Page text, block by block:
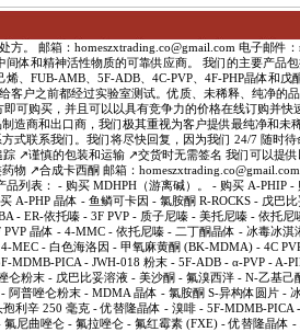
方。 邮箱：homeszxtrading.co@gmail.com 电子邮件：
体和精神活性物质的可靠供应商。 我们的主要产品包
、FUB-AMB、5F-ADB、4C-PVP、4F-PHP晶体和
客户之前都经过实验室测试。优质、未稀释、纯净的
可购买，并且可以以具有竞争力的价格在线订购并快
造商和出口商，我们极其重视为客户提供最纯净和未
式联系我们。我们将尽快回复，因为我们 24/7 随时
↗️谨慎的包装和运输 ↗️交货时无需签名 我们可以提
↗️合成卡西酮 邮箱：homeszxtrading.co@gmail.com
品列表： - 购买 MDHPH（游离碱）。 - 购买 A-PHIP
A-PHP 晶体 - 鱼鳞可卡因 - 氯胺酮 R-ROCKS - 戊巴
- ER-依托嗪 - 3F PVP - 质子尼嗪 - 美托尼嗪 - 依托
晶体 - 4-MMC - 依托尼嗪 - 二丁酮晶体 - 冰毒冰
MEC - 白色海洛因 - 甲氧麻黄酮 (BK-MDMA) - 4C
MDMB-PICA - JWH-018 粉末 - 5F-ADB - α-PVP - A-
仑粉末 - 戊巴比妥溶液 - 美沙酮 - 氟溴西泮 - N-乙基
普唑仑粉末 - MDMA 晶体 - 氯胺酮 S-异构体圆片 -
利辛 250 毫克 - 优替隆晶体 - 溴啡 - 5F-MDMB-
尼曲唑仑 - 氟拉唑仑 - 氟红霉素 (FXE) - 优替隆晶体